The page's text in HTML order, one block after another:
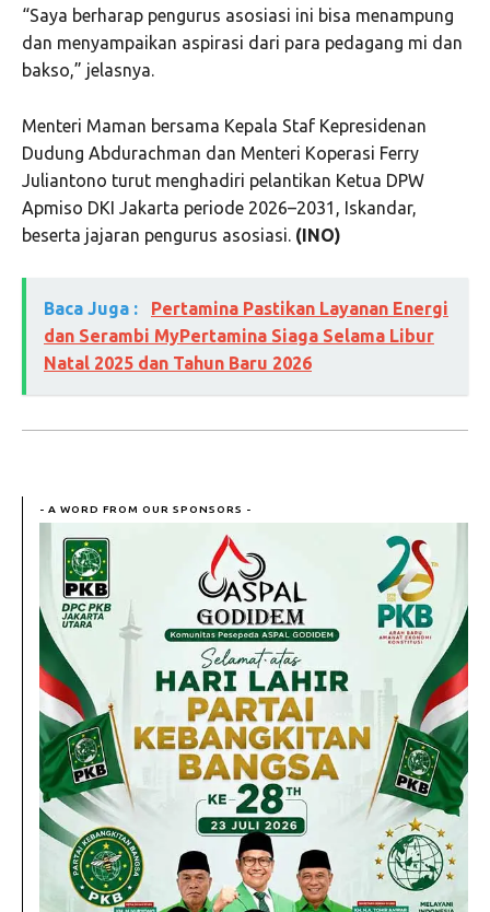
“Saya berharap pengurus asosiasi ini bisa menampung
dan menyampaikan aspirasi dari para pedagang mi dan
bakso,” jelasnya.
Menteri Maman bersama Kepala Staf Kepresidenan
Dudung Abdurachman dan Menteri Koperasi Ferry
Juliantono turut menghadiri pelantikan Ketua DPW
Apmiso DKI Jakarta periode 2026–2031, Iskandar,
beserta jajaran pengurus asosiasi. (INO)
Baca Juga :
Pertamina Pastikan Layanan Energi
dan Serambi MyPertamina Siaga Selama Libur
Natal 2025 dan Tahun Baru 2026
- A WORD FROM OUR SPONSORS -